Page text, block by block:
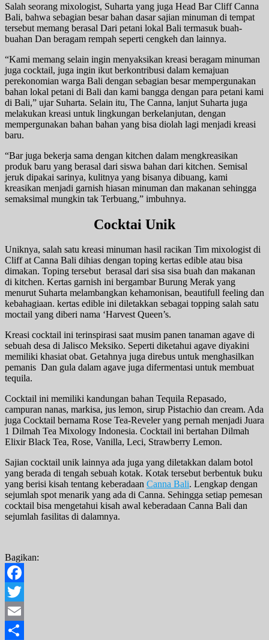
Salah seorang mixologist, Suharta yang juga Head Bar Cliff Canna
Bali, bahwa sebagian besar bahan dasar sajian minuman di tempat
tersebut memang berasal Dari petani lokal Bali termasuk buah-
buahan Dan beragam rempah seperti cengkeh dan lainnya.
“Kami memang selain ingin menyaksikan kreasi beragam minuman
juga cocktail, juga ingin ikut berkontribusi dalam kemajuan
perekonomian warga Bali dengan sebagian besar mempergunakan
bahan lokal petani di Bali dan kami bangga dengan para petani kami
di Bali,” ujar Suharta. Selain itu, The Canna, lanjut Suharta juga
melakukan kreasi untuk lingkungan berkelanjutan, dengan
mempergunakan bahan bahan yang bisa diolah lagi menjadi kreasi
baru.
“Bar juga bekerja sama dengan kitchen dalam mengkreasikan
produk baru yang berasal dari siswa bahan dari kitchen. Semisal
jeruk dipakai sarinya, kulitnya yang bisanya dibuang, kami
kreasikan menjadi garnish hiasan minuman dan makanan sehingga
semaksimal mungkin tak Terbuang,” imbuhnya.
Cocktai Unik
Uniknya, salah satu kreasi minuman hasil racikan Tim mixologist di
Cliff at Canna Bali dihias dengan toping kertas edible atau bisa
dimakan. Toping tersebut berasal dari sisa sisa buah dan makanan
di kitchen. Kertas garnish ini bergambar Burung Merak yang
menurut Suharta melambangkan kehamonisan, beautifull feeling dan
kebahagiaan. kertas edible ini diletakkan sebagai topping salah satu
moctail yang diberi nama ‘Harvest Queen’s.
Kreasi cocktail ini terinspirasi saat musim panen tanaman agave di
sebuah desa di Jalisco Meksiko. Seperti diketahui agave diyakini
memiliki khasiat obat. Getahnya juga direbus untuk menghasilkan
pemanis Dan gula dalam agave juga difermentasi untuk membuat
tequila.
Cocktail ini memiliki kandungan bahan Tequila Repasado,
campuran nanas, markisa, jus lemon, sirup Pistachio dan cream. Ada
juga Cocktail bernama Rose Tea-Reveler yang pernah menjadi Juara
1 Dilmah Tea Mixology Indonesia. Cocktail ini bertahan Dilmah
Elixir Black Tea, Rose, Vanilla, Leci, Strawberry Lemon.
Sajian cocktail unik lainnya ada juga yang diletakkan dalam botol
yang berada di tengah sebuah kotak. Kotak tersebut berbentuk buku
yang berisi kisah tentang keberadaan Canna Bali. Lengkap dengan
sejumlah spot menarik yang ada di Canna. Sehingga setiap pemesan
cocktail bisa mengetahui kisah awal keberadaan Canna Bali dan
sejumlah fasilitas di dalamnya.
Bagikan:
Facebook
Twitter
Email